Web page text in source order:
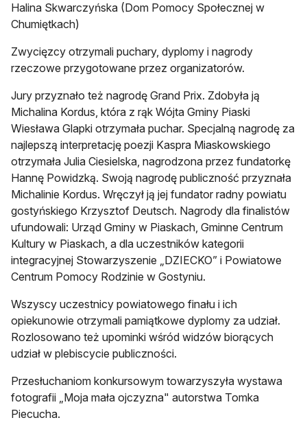
Halina Skwarczyńska (Dom Pomocy Społecznej w
Chumiętkach)
Zwycięzcy otrzymali puchary, dyplomy i nagrody
rzeczowe przygotowane przez organizatorów.
Jury przyznało też nagrodę Grand Prix. Zdobyła ją
Michalina Kordus, która z rąk Wójta Gminy Piaski
Wiesława Glapki otrzymała puchar. Specjalną nagrodę za
najlepszą interpretację poezji Kaspra Miaskowskiego
otrzymała Julia Ciesielska, nagrodzona przez fundatorkę
Hannę Powidzką. Swoją nagrodę publiczność przyznała
Michalinie Kordus. Wręczył ją jej fundator radny powiatu
gostyńskiego Krzysztof Deutsch. Nagrody dla finalistów
ufundowali: Urząd Gminy w Piaskach, Gminne Centrum
Kultury w Piaskach, a dla uczestników kategorii
integracyjnej Stowarzyszenie „DZIECKO” i Powiatowe
Centrum Pomocy Rodzinie w Gostyniu.
Wszyscy uczestnicy powiatowego finału i ich
opiekunowie otrzymali pamiątkowe dyplomy za udział.
Rozlosowano też upominki wśród widzów biorących
udział w plebiscycie publiczności.
Przesłuchaniom konkursowym towarzyszyła wystawa
fotografii „Moja mała ojczyzna" autorstwa Tomka
Piecucha.